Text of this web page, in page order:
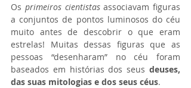
Os primeiros cientistas associavam figuras
a conjuntos de pontos luminosos do céu
muito antes de descobrir o que eram
estrelas! Muitas dessas figuras que as
pessoas “desenharam” no céu foram
baseados em histórias dos seus deuses,
das suas mitologias e dos seus céus.